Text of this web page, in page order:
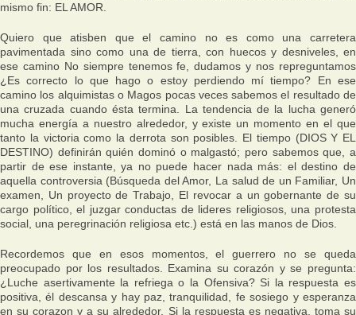
mismo fin: EL AMOR.
Quiero que atisben que el camino no es como una carretera
pavimentada sino como una de tierra, con huecos y desniveles, en
ese camino No siempre tenemos fe, dudamos y nos repreguntamos
¿Es correcto lo que hago o estoy perdiendo mí tiempo? En ese
camino los alquimistas o Magos pocas veces sabemos el resultado de
una cruzada cuando ésta termina. La tendencia de la lucha generó
mucha energía a nuestro alrededor, y existe un momento en el que
tanto la victoria como la derrota son posibles. El tiempo (DIOS Y EL
DESTINO) definirán quién dominó o malgastó; pero sabemos que, a
partir de ese instante, ya no puede hacer nada más: el destino de
aquella controversia (Búsqueda del Amor, La salud de un Familiar, Un
examen, Un proyecto de Trabajo, El revocar a un gobernante de su
cargo político, el juzgar conductas de lideres religiosos, una protesta
social, una peregrinación religiosa etc.) está en las manos de Dios.
Recordemos que en esos momentos, el guerrero no se queda
preocupado por los resultados. Examina su corazón y se pregunta:
¿Luche asertivamente la refriega o la Ofensiva? Si la respuesta es
positiva, él descansa y hay paz, tranquilidad, fe sosiego y esperanza
en su corazon y a su alrededor. Si la respuesta es negativa, toma su